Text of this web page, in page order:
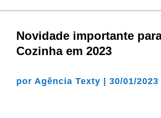
Novidade importante
Cozinha em 2023
por Agência Texty |30/01/